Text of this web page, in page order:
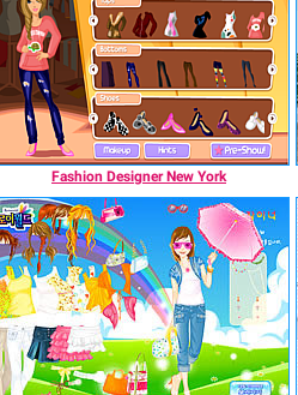
Fashion Designer New York